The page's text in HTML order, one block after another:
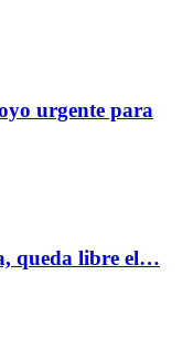
urgente para
queda libre el…